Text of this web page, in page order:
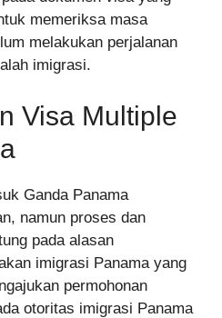
memeriksa masa
melakukan perjalanan
imigrasi.
Visa Multiple
Ganda Panama
namun proses dan
pada alasan
imigrasi Panama yang
permohonan
otoritas imigrasi Panama